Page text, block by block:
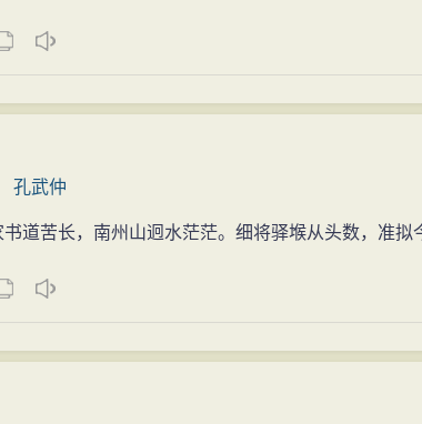
孔武仲
书道苦长，南州山迥水茫茫。细将驿堠从头数，准拟